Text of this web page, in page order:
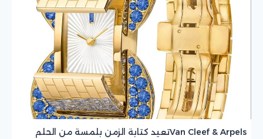
Van Cleef & Arpelsتعيد كتابة الزمن بلمسة من الحلم